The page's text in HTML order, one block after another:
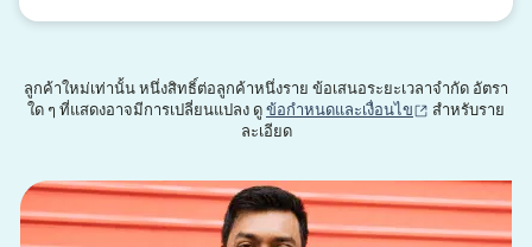
ลูกค้าใหม่เท่านั้น หนึ่งสิทธิ์ต่อลูกค้าหนึ่งราย ข้อเสนอระยะเวลาจำกัด อัตรา
ใด ๆ ที่แสดงอาจมีการเปลี่ยนแปลง ดู ข้อกำหนดและเงื่อนไข (เปิดในหน้าต่า
สำหรับราย
ละเอียด